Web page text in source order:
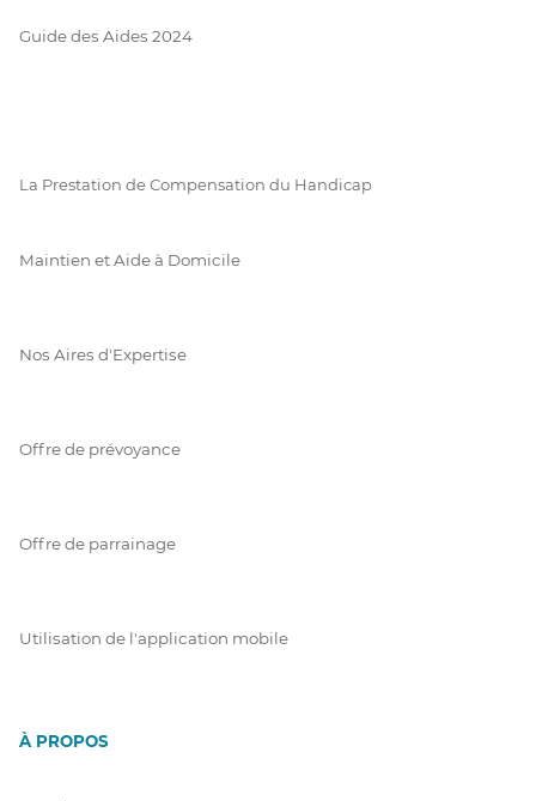
Guide des Aides 2024
La Prestation de Compensation du Handicap
Maintien et Aide à Domicile
Nos Aires d'Expertise
Offre de prévoyance
Offre de parrainage
Utilisation de l'application mobile
À PROPOS